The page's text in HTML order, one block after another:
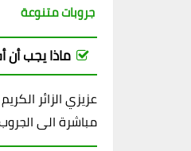
جروبات متنوعة
ماذا يجب أن
عزيزي الزائر
مباشرة الى